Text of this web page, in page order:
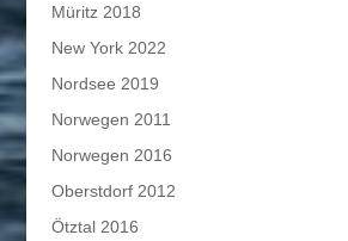
Müritz 2018
New York 2022
Nordsee 2019
Norwegen 2011
Norwegen 2016
Oberstdorf 2012
Ötztal 2016